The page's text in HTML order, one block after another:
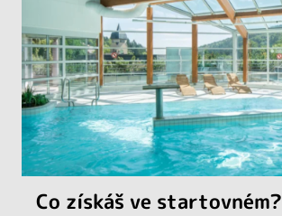
Co získáš ve startovném?